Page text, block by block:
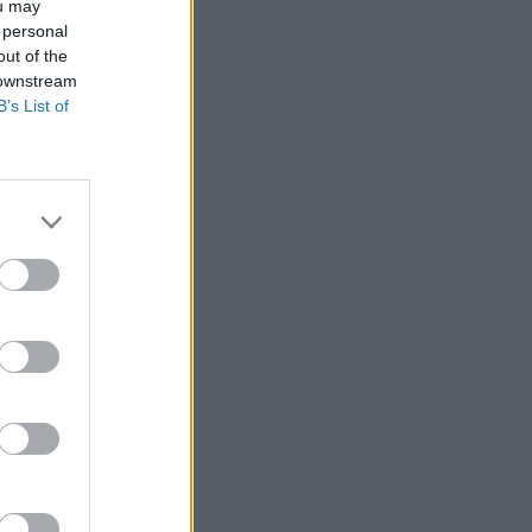
may
of the
List of
on
kuin
viinilista.
on
kanssa.